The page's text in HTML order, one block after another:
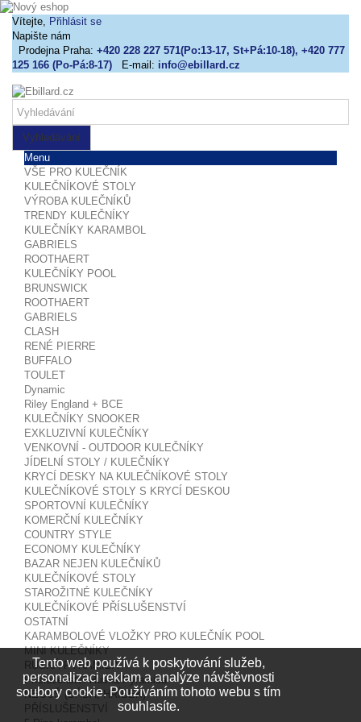
Vítejte, Přihlásit se
Napište nám
Prodejna Praha: +420 228 227 571(Po:13-17, St+Pá:10-18), +420 777
125 166 (Po-Pá:8-17)
E-mail: info@ebillard.cz
Vyhledávání
Menu
VŠE PRO KULEČNÍK
KULEČNÍKOVÉ STOLY
VÝROBA KULEČNÍKŮ
TRENDY KULEČNÍKY
KULEČNÍKY KARAMBOL
GABRIELS
ROOTHAERT
KULEČNÍKY POOL
BRUNSWICK
ROOTHAERT
GABRIELS
CLASH
RENÉ PIERRE
BUFFALO
TOULET
Dynamic
Riley England + BCE
KULEČNÍKY SNOOKER
EXKLUZIVNÍ KULEČNÍKY
VENKOVNÍ - OUTDOOR KULEČNÍKY
JÍDELNÍ STOLY / KULEČNÍKY
KRYCÍ DESKY NA KULEČNÍKOVÉ STOLY
KULEČNÍKOVÉ STOLY S KRYCÍ DESKOU
SPORTOVNÍ KULEČNÍKY
KOMERČNÍ KULEČNÍKY
COUNTRY STYLE
ECONOMY KULEČNÍKY
BAZAR NEJEN KULEČNÍKŮ
KULEČNÍKOVÉ STOLY
STAROŽITNÉ KULEČNÍKY
KULEČNÍKOVÉ PŘÍSLUŠENSTVÍ
OSTATNÍ
KARAMBOLOVÉ VLOŽKY PRO KULEČNÍK POOL
MINI KULEČNÍKY
RUSKÁ PYRAMIDA
Příslušenství Ruská Pyramida
NEGUŠ (BÁBA, HŘÍBEK)
PŘÍSLUŠENSTVÍ
Tento web používá k poskytování služeb,
personalizaci reklam a analýze návštěvnosti
soubory cookie. Používáním tohoto webu s tím
souhlasíte.